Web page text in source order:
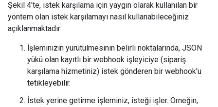
Şekil 4'te, istek karşılama için yaygın olarak kullanılan bir
yöntem olan istek karşılamayı nasıl kullanabileceğiniz
açıklanmaktadır:
İşleminizin yürütülmesinin belirli noktalarında, JSON
yükü olan kayıtlı bir webhook işleyiciye (sipariş
karşılama hizmetiniz) istek gönderen bir webhook'u
tetikleyebilir.
İstek yerine getirme işleminiz, isteği işler. Örneğin,